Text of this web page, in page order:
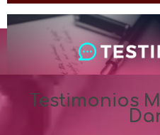
Testimonios